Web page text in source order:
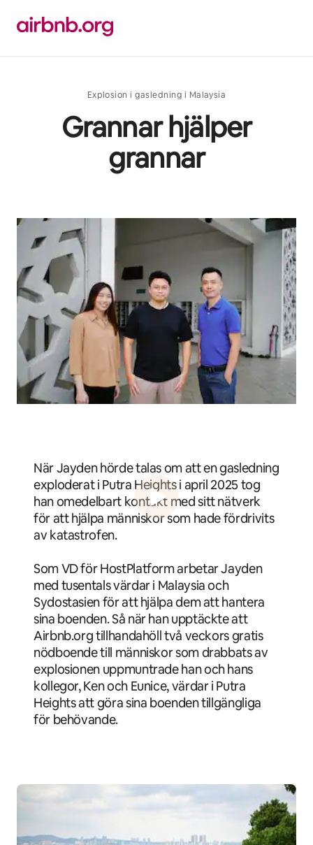
innehåll
Explosion i gasledning i Malaysia
Grannar hjälper
grannar
När Jayden hörde talas om att en gasledning
exploderat i Putra Heights i april 2025 tog
han omedelbart kontakt med sitt nätverk
för att hjälpa människor som hade fördrivits
av katastrofen.
Som VD för HostPlatform arbetar Jayden
med tusentals värdar i Malaysia och
Sydostasien för att hjälpa dem att hantera
sina boenden. Så när han upptäckte att
Airbnb.org tillhandahöll två veckors gratis
nödboende till människor som drabbats av
explosionen uppmuntrade han och hans
kollegor, Ken och Eunice, värdar i Putra
Heights att göra sina boenden tillgängliga
för behövande.